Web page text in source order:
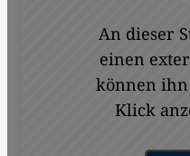
An dieser
einen
können
Klick